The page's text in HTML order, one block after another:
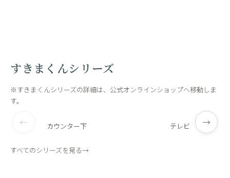
すきまくんシリーズ
すべてのシリーズを見る→
※すきまくんシリーズの詳細は、公式オンラインショップへ移動しま
す。
← カウンター下 テレビ →